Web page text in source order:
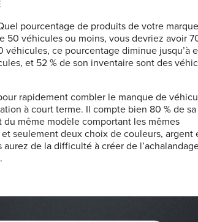
pourcentage de produits de votre marque
véhicules ou moins, vous devriez avoir
ce pourcentage diminue jusqu’à
et 52 % de son inventaire sont des
rapidement combler le manque de
à court terme. Il compte bien 80 % de sa
du même modèle comportant les mêmes
seulement deux choix de couleurs, argent
de la difficulté à créer de